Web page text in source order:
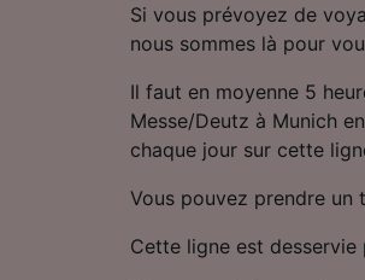
Si vous prévoyez de
nous sommes là pour
Il faut en moyenne 5
Messe/Deutz à Munich
chaque jour sur cette
Vous pouvez prendre un
Cette ligne est desservie